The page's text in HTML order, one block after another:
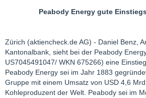
Peabody Energy gute
Zürich (aktiencheck.de AG) - Daniel Benz,
Kantonalbank, sieht bei der Peabody
US7045491047/ WKN 675266) eine
Peabody Energy sei im Jahr 1883
Gruppe mit einem Umsatz von USD 4,6
Kohleproduzent der Welt. Peabody sei im